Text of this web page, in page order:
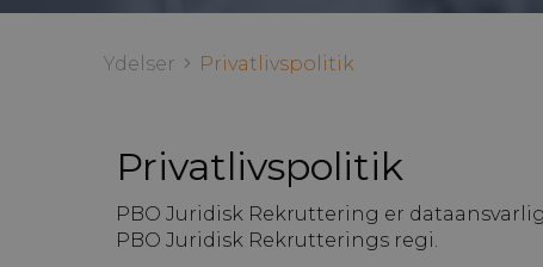
Ydelser Privatlivspolitik
Privatlivspolitik
PBO Juridisk Rekruttering er
PBO Juridisk Rekrutterings regi.